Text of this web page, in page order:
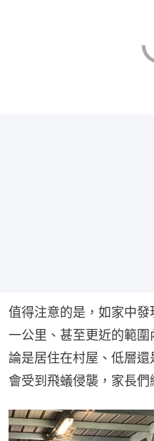
值得注意的是，如家中
一公里、甚至更近的範
論是居住在村屋、低層
會受到飛蟻侵襲，家長們